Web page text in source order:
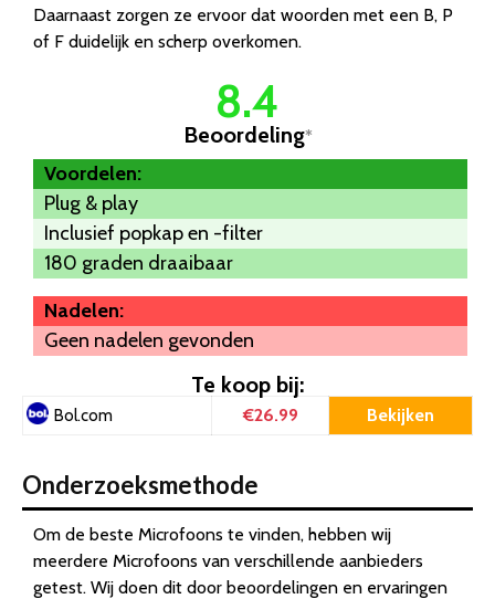
Daarnaast zorgen ze ervoor dat woorden met een B, P
of F duidelijk en scherp overkomen.
8.4
Beoordeling*
Voordelen:
Plug & play
Inclusief popkap en -filter
180 graden draaibaar
Nadelen:
Geen nadelen gevonden
Te koop bij:
Bol.com €26.99 Bekijken
Onderzoeksmethode
Om de beste Microfoons te vinden, hebben wij
meerdere Microfoons van verschillende aanbieders
getest. Wij doen dit door beoordelingen en ervaringen